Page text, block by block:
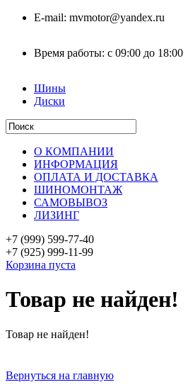
E-mail: mvmotor@yandex.ru
Время работы: с 09:00 до 18:00
Шины
Диски
О КОМПАНИИ
ИНФОРМАЦИЯ
ОПЛАТА И ДОСТАВКА
ШИНОМОНТАЖ
САМОВЫВОЗ
ЛИЗИНГ
+7 (999) 599-77-40
+7 (925) 999-11-99
Корзина пуста
Товар не найден!
Товар не найден!
Вернуться на главную